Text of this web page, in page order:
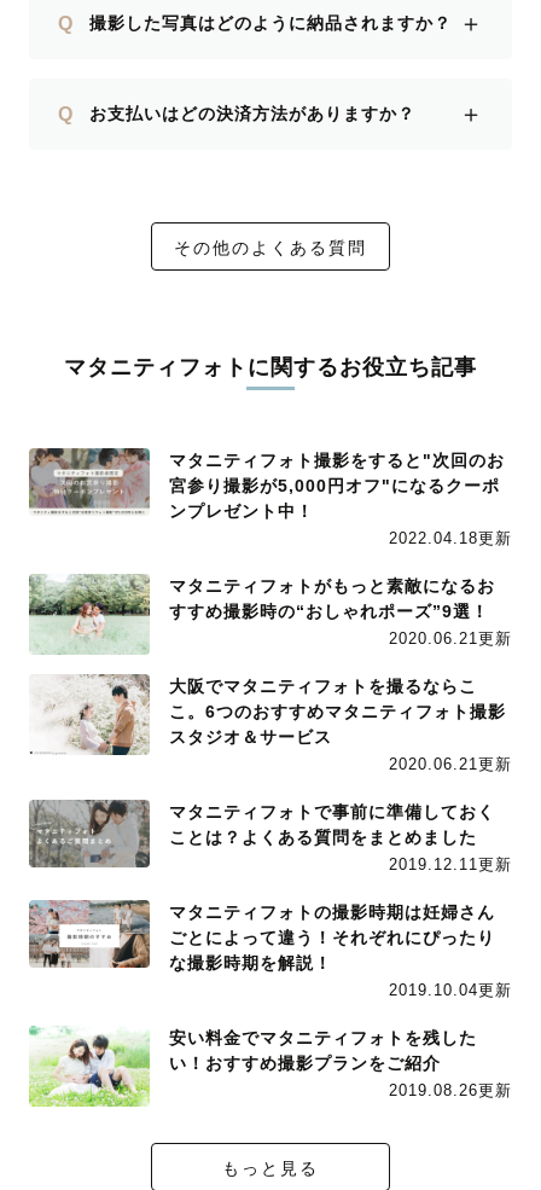
Q 撮影した写真はどのように納品されますか？ ＋
Q お支払いはどの決済方法がありますか？ ＋
その他のよくある質問
マタニティフォトに関するお役立ち記事
マタニティフォト撮影をすると"次回のお
宮参り撮影が5,000円オフ"になるクーポ
ンプレゼント中！
2022.04.18更新
マタニティフォトがもっと素敵になるお
すすめ撮影時の“おしゃれポーズ”9選！
2020.06.21更新
大阪でマタニティフォトを撮るならこ
こ。6つのおすすめマタニティフォト撮影
スタジオ＆サービス
2020.06.21更新
マタニティフォトで事前に準備しておく
ことは？よくある質問をまとめました
2019.12.11更新
マタニティフォトの撮影時期は妊婦さん
ごとによって違う！それぞれにぴったり
な撮影時期を解説！
2019.10.04更新
安い料金でマタニティフォトを残した
い！おすすめ撮影プランをご紹介
2019.08.26更新
もっと見る